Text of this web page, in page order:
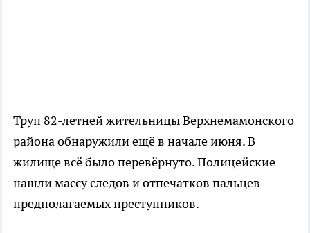
Труп 82-летней жительницы Верхнемамонского
района обнаружили ещё в начале июня. В
жилище всё было перевёрнуто. Полицейские
нашли массу следов и отпечатков пальцев
предполагаемых преступников.